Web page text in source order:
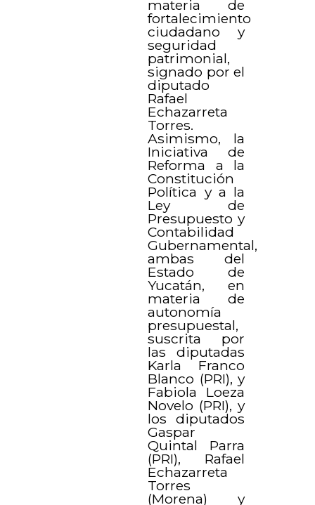
materia de
fortalecimiento
ciudadano y
seguridad
patrimonial,
signado por el
diputado
Rafael
Echazarreta
Torres.
Asimismo, la
Iniciativa de
Reforma a la
Constitución
Política y a la
Ley de
Presupuesto y
Contabilidad
Gubernamental,
ambas del
Estado de
Yucatán, en
materia de
autonomía
presupuestal,
suscrita por
las diputadas
Karla Franco
Blanco (PRI), y
Fabiola Loeza
Novelo (PRI), y
los diputados
Gaspar
Quintal Parra
(PRI), Rafael
Echazarreta
Torres
(Morena) y